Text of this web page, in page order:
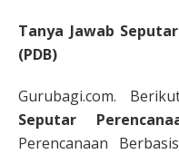
Tanya Jawab
(PDB)
Gurubagi.com.
Seputar
Perencanaan